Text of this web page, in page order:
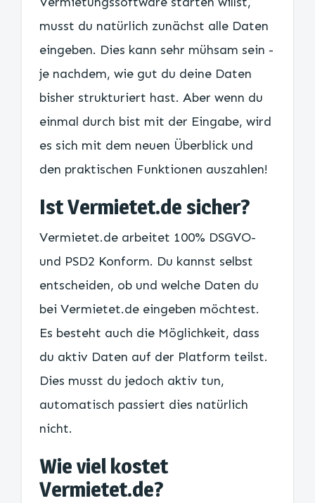
musst du natürlich zunächst alle Daten
eingeben. Dies kann sehr mühsam sein -
je nachdem, wie gut du deine Daten
bisher strukturiert hast. Aber wenn du
einmal durch bist mit der Eingabe, wird
es sich mit dem neuen Überblick und
den praktischen Funktionen auszahlen!
Ist Vermietet.de sicher?
Vermietet.de arbeitet 100% DSGVO-
und PSD2 Konform. Du kannst selbst
entscheiden, ob und welche Daten du
bei Vermietet.de eingeben möchtest.
Es besteht auch die Möglichkeit, dass
du aktiv Daten auf der Platform teilst.
Dies musst du jedoch aktiv tun,
automatisch passiert dies natürlich
nicht.
Wie viel kostet
Vermietet.de?